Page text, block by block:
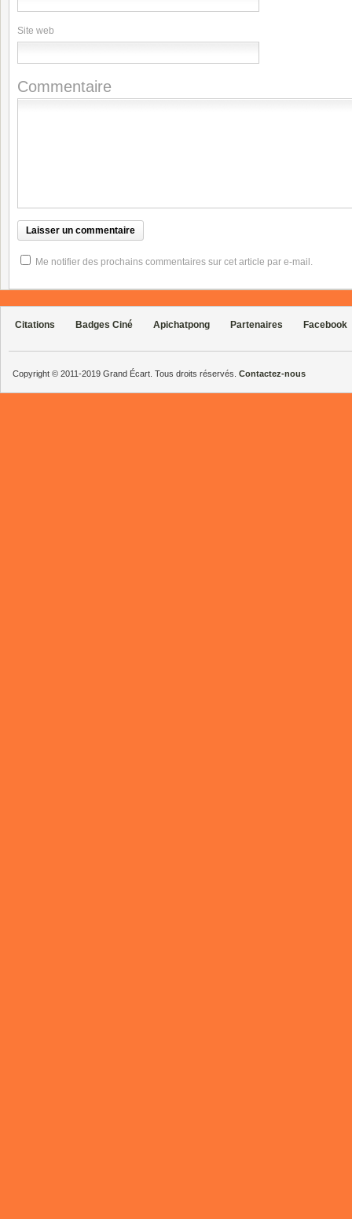
Site web
Commentaire
Me notifier des prochains commentaires sur cet article par e-mail.
Citations Badges Ciné Apichatpong Partenaires Facebook
Copyright © 2011-2019 Grand Écart. Tous droits réservés. Contactez-nous